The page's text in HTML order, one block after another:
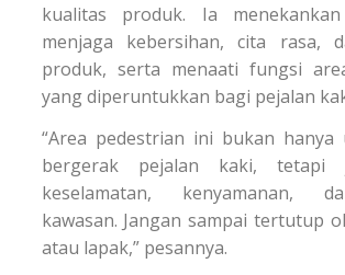
kualitas produk. Ia
menjaga kebersihan, cita rasa,
produk, serta menaati fungsi
yang diperuntukkan bagi pejalan
“Area pedestrian ini bukan
bergerak pejalan kaki, tetapi
keselamatan, kenyamanan,
kawasan. Jangan sampai tertutup
atau lapak,” pesannya.